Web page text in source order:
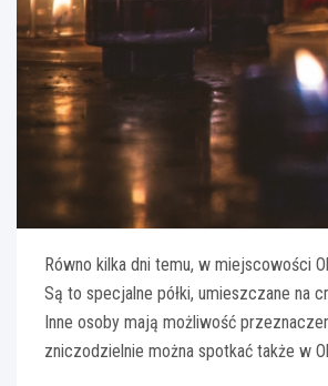
Równo kilka dni temu, w miejscowości
Są to specjalne półki, umieszczane na
Inne osoby mają możliwość
zniczodzielnie można spotkać także w